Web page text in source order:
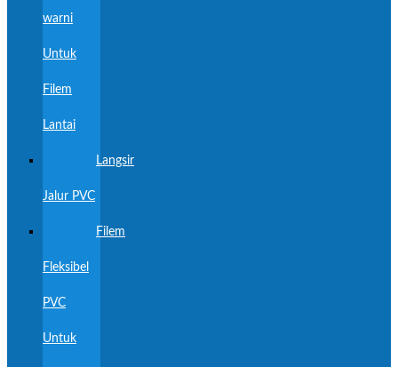
warni
Untuk
Filem
Lantai
Langsir
Jalur PVC
Filem
Fleksibel
PVC
Untuk